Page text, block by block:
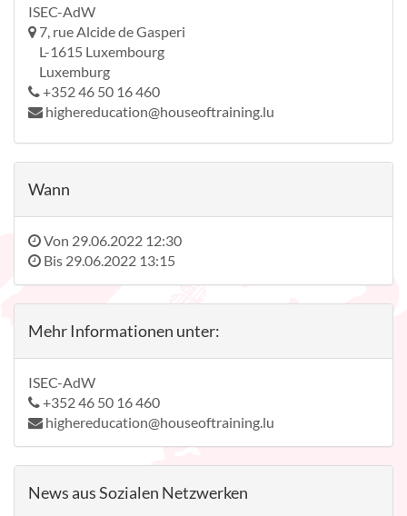
ISEC-AdW
7, rue Alcide de Gasperi
L-1615 Luxembourg
Luxemburg
+352 46 50 16 460
highereducation@houseoftraining.lu
Wann
Von 29.06.2022 12:30
Bis 29.06.2022 13:15
Mehr Informationen unter:
ISEC-AdW
+352 46 50 16 460
highereducation@houseoftraining.lu
News aus Sozialen Netzwerken